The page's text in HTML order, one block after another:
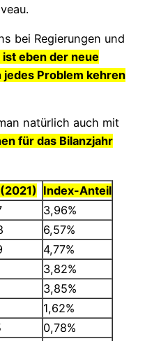
bei Regierungen und
eben der neue
jedes Problem kehren
natürlich auch mit
für das Bilanzjahr
Index-Anteil
3,96%
6,57%
4,77%
3,82%
3,85%
1,62%
0,78%